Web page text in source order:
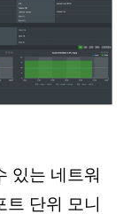
있는 네트워
트 단위 모니